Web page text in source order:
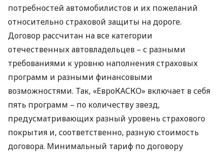
потребностей автомобилистов и их пожеланий
относительно страховой защиты на дороге.
Договор рассчитан на все категории
отечественных автовладельцев – с разными
требованиями к уровню наполнения страховых
программ и разными финансовыми
возможностями. Так, «ЕвроКАСКО» включает в себя
пять программ – по количеству звезд,
предусматривающих разный уровень страхового
покрытия и, соответственно, разную стоимость
договора. Минимальный тариф по договору